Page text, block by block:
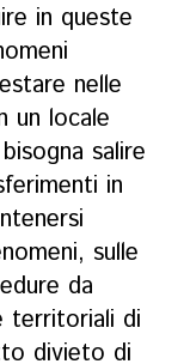
in queste
nelle
un locale
salire
in
sulle
da
territoriali di
divieto di